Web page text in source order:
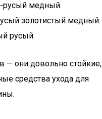
русый медный.
золотистый медный.
русый.
— они довольно стойкие,
средства ухода для